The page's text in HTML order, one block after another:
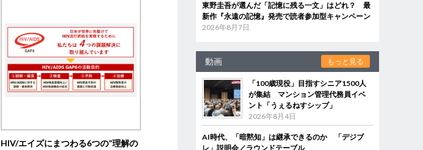
HIV/エイズにまつわる6つの“理解の
東野圭吾が選んだ「記憶に残る一文」はどれ？ 最
新作『永遠の記憶』発売で読者参加型キャンペーン
2026年8月7日
動画 もっと見る
「100歳現役」目指すシニア1500人
が集結 マンション管理代務員イベ
ント「うぇるねすシップ」
2026年8月4日
AI時代、「暗黙知」は継承できるのか 「デジブ
レ」説明会／ラウンドテーブル